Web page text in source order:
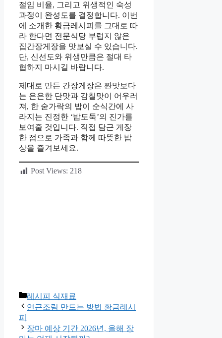
절임 비율, 그리고 위생적인 숙성
과정이 완성도를 결정합니다. 이번
에 소개한 황금레시피를 그대로 따
라 한다면 전문식당 부럽지 않은
집간장게장을 맛보실 수 있습니다.
단, 신선도와 위생만큼은 절대 타
협하지 마시길 바랍니다.
제대로 만든 간장게장은 짠맛보다
는 은은한 단맛과 감칠맛이 어우러
져, 한 숟가락의 밥이 순식간에 사
라지는 진정한 ‘밥도둑’의 진가를
보여줄 것입니다. 직접 담근 게장
한 점으로 가족과 함께 따뜻한 밥
상을 즐겨보세요.
Post Views: 218
카
테
리
레시피 식재료
연근조림 만드는 방법 황금레시
피
장마 예상 기간 2026년, 올해 장